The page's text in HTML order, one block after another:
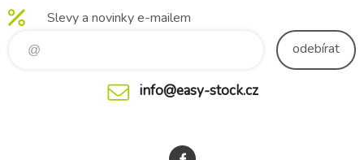
Slevy a novinky e-mailem
odebírat
info@easy-stock.cz